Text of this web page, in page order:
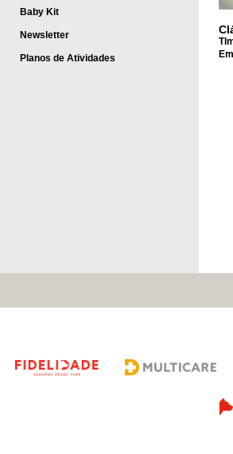
Baby Kit
Newsletter
Planos de Atividades